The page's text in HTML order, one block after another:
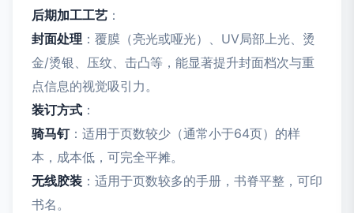
后期加工工艺 ：
封面处理 ：覆膜（亮光或哑光）、UV局部上光、烫
金/烫银、压纹、击凸等，能显著提升封面档次与重
点信息的视觉吸引力。
装订方式 ：
骑马钉：适用于页数较少（通常小于64页）的样
本，成本低，可完全平摊。
无线胶装 ：适用于页数较多的手册，书脊平整，可印
书名。